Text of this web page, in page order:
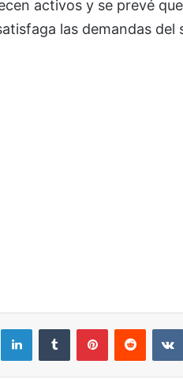
activos y se prevé
las demandas del
LinkedInTumblr PinterestReddit